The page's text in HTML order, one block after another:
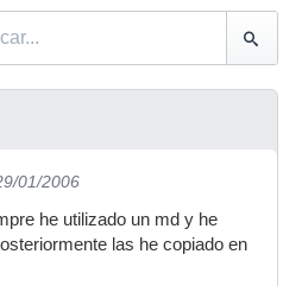
01/2006
he utilizado un md y he
las he copiado en